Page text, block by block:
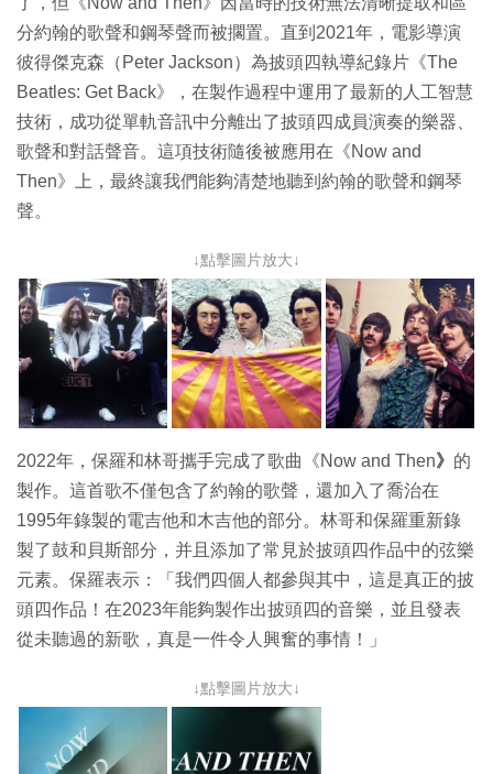
分約翰的歌聲和鋼琴聲而被擱置。直到2021年，電影導演
彼得傑克森（Peter Jackson）為披頭四執導紀錄片《The
Beatles: Get Back》，在製作過程中運用了最新的人工智慧
技術，成功從單軌音訊中分離出了披頭四成員演奏的樂器、
歌聲和對話聲音。這項技術隨後被應用在《Now and
Then》上，最終讓我們能夠清楚地聽到約翰的歌聲和鋼琴
聲。
↓點擊圖片放大↓
2022年，保羅和林哥攜手完成了歌曲《Now and Then》 的
製作。這首歌不僅包含了約翰的歌聲，還加入了喬治在
1995年錄製的電吉他和木吉他的部分。林哥和保羅重新錄
製了鼓和貝斯部分，并且添加了常見於披頭四作品中的弦樂
元素。保羅表示：「我們四個人都參與其中，這是真正的披
頭四作品！在2023年能夠製作出披頭四的音樂，並且發表
從未聽過的新歌，真是一件令人興奮的事情！」
↓點擊圖片放大↓